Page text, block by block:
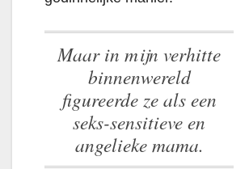
Maar in mijn verhitte
binnenwereld
figureerde ze als een
seks-sensitieve en
angelieke mama.